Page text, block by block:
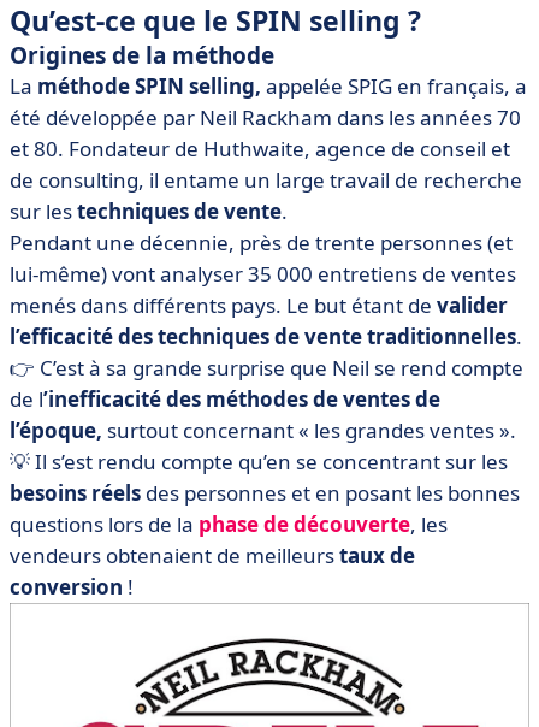
Qu’est-ce que le SPIN selling ?
Origines de la méthode
La méthode SPIN selling, appelée SPIG en français, a
été développée par Neil Rackham dans les années 70
et 80. Fondateur de Huthwaite, agence de conseil et
de consulting, il entame un large travail de recherche
sur lestechniques de vente.
Pendant une décennie, près de trente personnes (et
lui-même) vont analyser 35 000 entretiens de ventes
menés dans différents pays. Le but étant de valider
l’efficacité des techniques de vente traditionnelles.
👉 C’est à sa grande surprise que Neil se rend compte
de l’inefficacité des méthodes de ventes de
l’époque, surtout concernant « les grandes ventes ».
💡 Il s’est rendu compte qu’en se concentrant sur les
besoins réels des personnes et en posant les bonnes
questions lors de la phase de découverte, les
vendeurs obtenaient de meilleurstaux de
conversion !